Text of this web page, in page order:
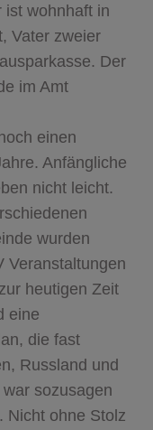
ist wohnhaft in
Vater zweier
Der
im Amt
einen
Anfängliche
nicht leicht.
wurden
Veranstaltungen
heutigen Zeit
eine
die fast
Russland und
sozusagen
Nicht ohne Stolz